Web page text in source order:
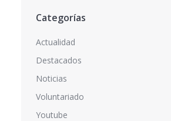
Categorías
Actualidad
Destacados
Noticias
Voluntariado
Youtube